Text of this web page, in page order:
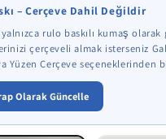
– Çerçeve Dahil Değildir
rulo baskılı kumaş
çerçeveli almak isterseniz
Yüzen Çerçeve seçeneklerinden
Olarak Güncelle